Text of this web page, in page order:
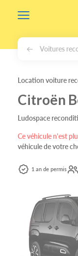
Voitures
Location voiture
Citroën
Ludospace
Ce véhicule n'est
véhicule de votre
1 an de permis